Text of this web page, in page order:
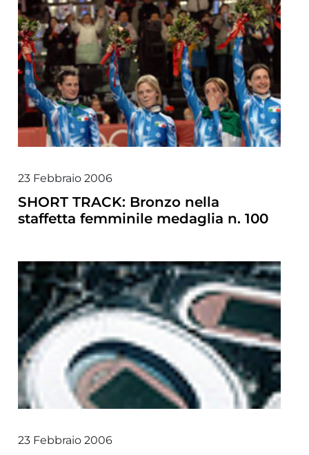
23 Febbraio 2006
SHORT TRACK: Bronzo nella
staffetta femminile medaglia n. 100
23 Febbraio 2006